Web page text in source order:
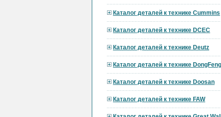
Каталог деталей к технике Cummins
Каталог деталей к технике DCEC
Каталог деталей к технике Deutz
Каталог деталей к технике DongFeng
Каталог деталей к технике Doosan
Каталог деталей к технике FAW